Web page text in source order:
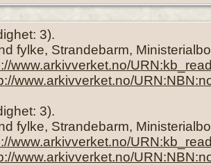
3).
fylke, Strandebarm,
www.arkivverket.no/
www.arkivverket.no/
3).
fylke, Strandebarm,
www.arkivverket.no/
www.arkivverket.no/